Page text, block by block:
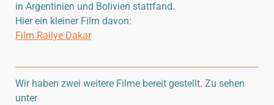
in Argentinien und Bolivien stattfand.
Hier ein kleiner Film davon:
Film Rallye Dakar
Wir haben zwei weitere Filme bereit gestellt. Zu sehen
unter